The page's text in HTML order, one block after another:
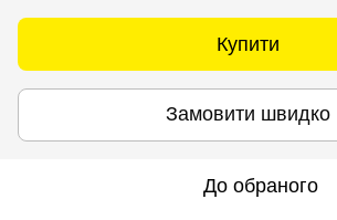
Купити
Замовити швидко
До обраного